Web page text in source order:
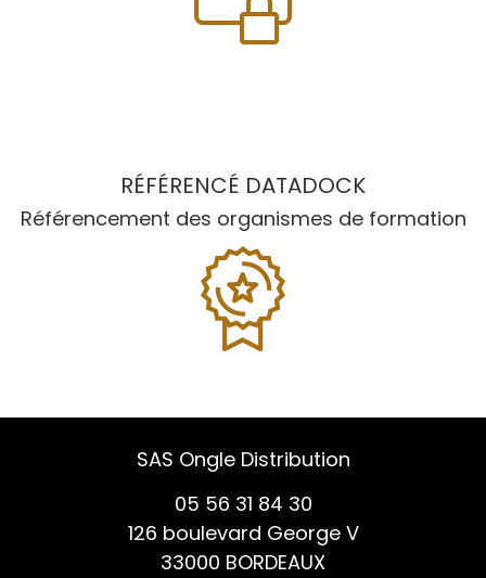
RÉFÉRENCÉ DATADOCK
Référencement des organismes de formation
SAS Ongle Distribution
05 56 31 84 30
126 boulevard George V
33000 BORDEAUX